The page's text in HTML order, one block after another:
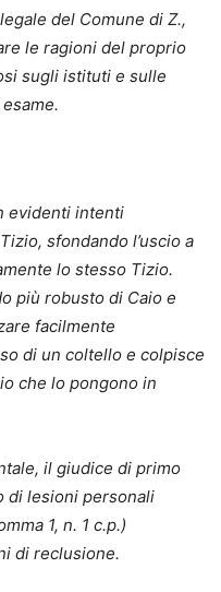
del Comune di Z.,
le ragioni del proprio
sugli istituti e sulle
evidenti intenti
sfondando l’uscio a
lo stesso Tizio.
più robusto di Caio e
facilmente
di un coltello e colpisce
che lo pongono in
il giudice di primo
di lesioni personali
1, n. 1 c.p.)
di reclusione.